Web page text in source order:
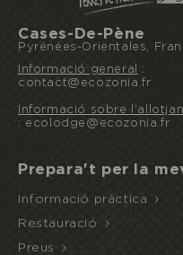
Cases-De-Pène
Pyrénées-Orientales,
Informació general
:
contact@ecozonia.fr
Informació sobre
: ecolodge@ecozonia.fr
Prepara't per la
Informació pràctica
Restauració
Preus